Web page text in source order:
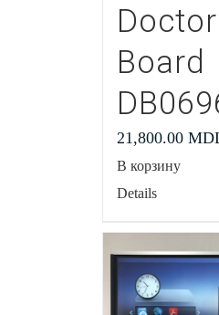
Doctor
Board
21,800.00
В корзину
Details